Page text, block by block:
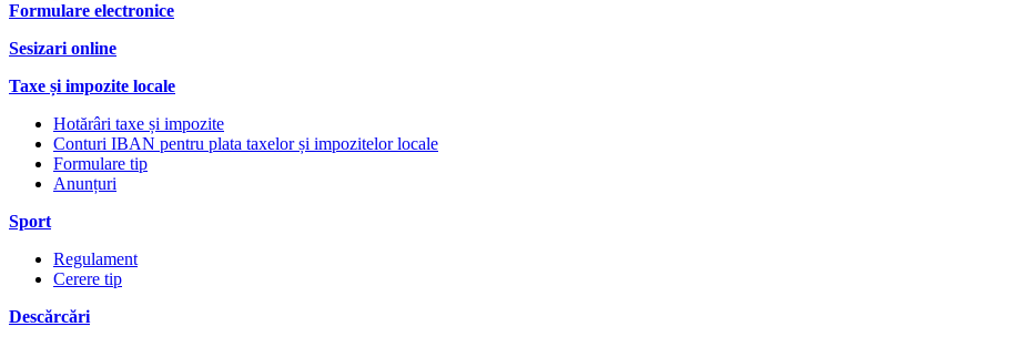
Formulare electronice
Sesizari online
Taxe și impozite locale
Hotărâri taxe și impozite
Conturi IBAN pentru plata taxelor și impozitelor locale
Formulare tip
Anunțuri
Sport
Regulament
Cerere tip
Descărcări